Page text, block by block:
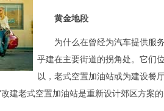
黄金地段
为什么在曾经为汽车提供服务
乎建在主要街道的拐角处。它们
以，老式空置加油站或为建设餐
建老式空置加油站是重新设计郊区方案